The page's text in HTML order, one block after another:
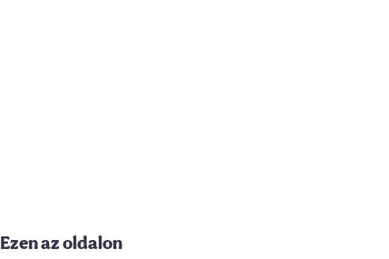
Ezen az oldalon